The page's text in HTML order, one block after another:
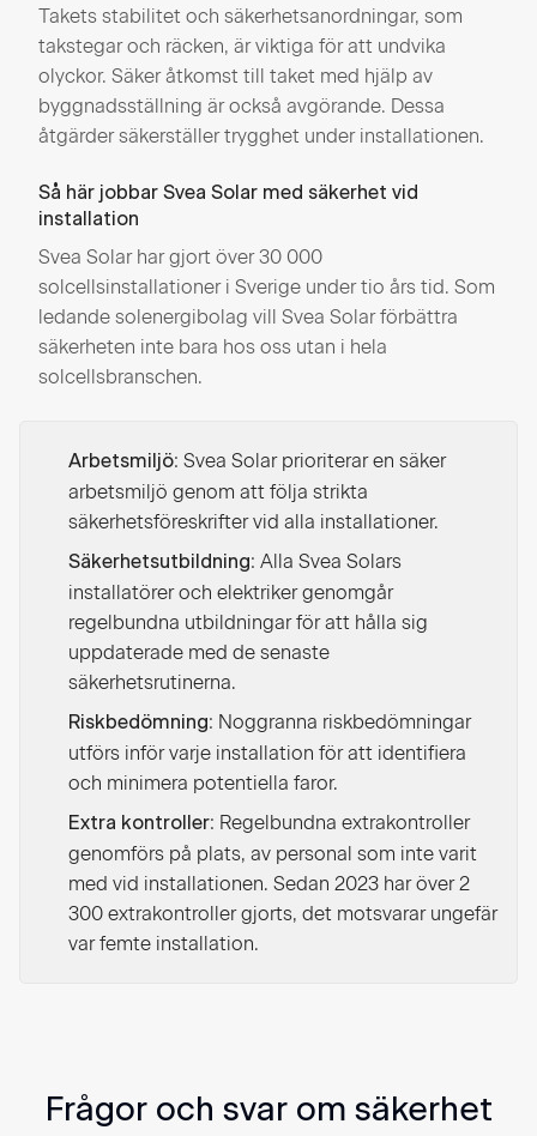
Takets stabilitet och säkerhetsanordningar, som
takstegar och räcken, är viktiga för att undvika
olyckor. Säker åtkomst till taket med hjälp av
byggnadsställning är också avgörande. Dessa
åtgärder säkerställer trygghet under installationen.
Så här jobbar Svea Solar med säkerhet vid
installation
Svea Solar har gjort över 30 000
solcellsinstallationer i Sverige under tio års tid. Som
ledande solenergibolag vill Svea Solar förbättra
säkerheten inte bara hos oss utan i hela
solcellsbranschen.
Arbetsmiljö: Svea Solar prioriterar en säker
arbetsmiljö genom att följa strikta
säkerhetsföreskrifter vid alla installationer.
Säkerhetsutbildning: Alla Svea Solars
installatörer och elektriker genomgår
regelbundna utbildningar för att hålla sig
uppdaterade med de senaste
säkerhetsrutinerna.
Riskbedömning: Noggranna riskbedömningar
utförs inför varje installation för att identifiera
och minimera potentiella faror.
Extra kontroller: Regelbundna extrakontroller
genomförs på plats, av personal som inte varit
med vid installationen. Sedan 2023 har över 2
300 extrakontroller gjorts, det motsvarar ungefär
var femte installation.
Frågor och svar om säkerhet